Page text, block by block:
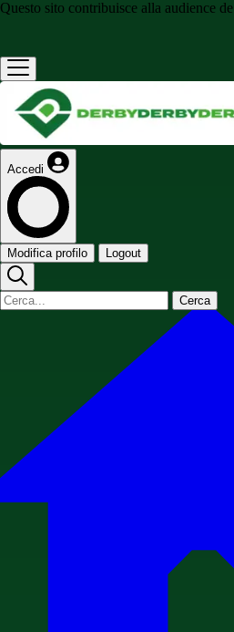
Questo sito contribuisce alla audience de
Accedi
Modifica profilo Logout
Cerca